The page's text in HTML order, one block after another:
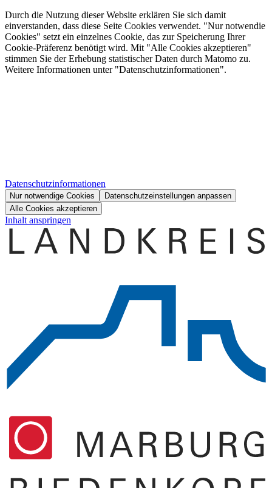
Durch die Nutzung dieser Website erklären Sie sich damit
einverstanden, dass diese Seite Cookies verwendet. "Nur notwendie
Cookies" setzt ein einzelnes Cookie, das zur Speicherung Ihrer
Cookie-Präferenz benötigt wird. Mit "Alle Cookies akzeptieren"
stimmen Sie der Erhebung statistischer Daten durch Matomo zu.
Weitere Informationen unter "Datenschutzinformationen".
Datenschutzinformationen
Nur notwendige Cookies
Datenschutzeinstellungen anpassen
Alle Cookies akzeptieren
Inhalt anspringen